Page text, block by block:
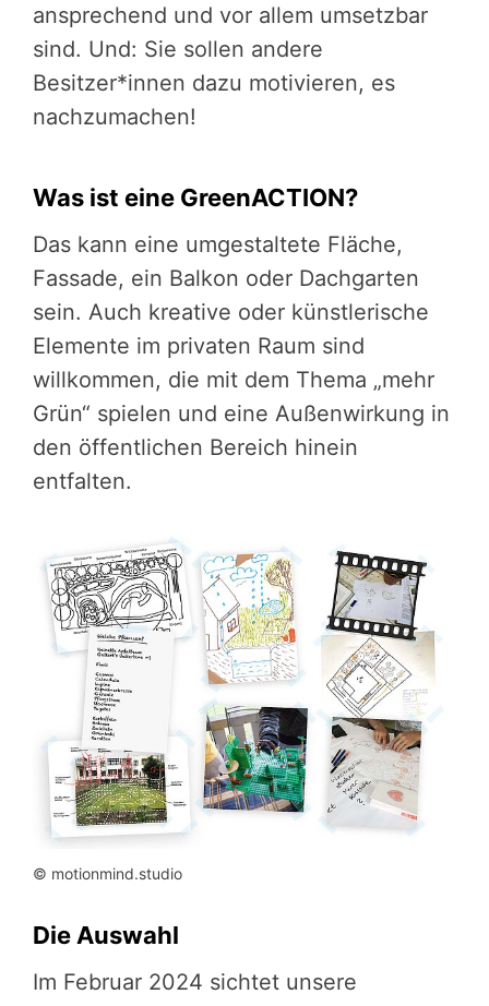
ansprechend und vor allem umsetzbar
sind. Und: Sie sollen andere
Besitzer*innen dazu motivieren, es
nachzumachen!
Was ist eine GreenACTION?
Das kann eine umgestaltete Fläche,
Fassade, ein Balkon oder Dachgarten
sein. Auch kreative oder künstlerische
Elemente im privaten Raum sind
willkommen, die mit dem Thema „mehr
Grün“ spielen und eine Außenwirkung in
den öffentlichen Bereich hinein
entfalten.
© motionmind.studio
Die Auswahl
Im Februar 2024 sichtet unsere